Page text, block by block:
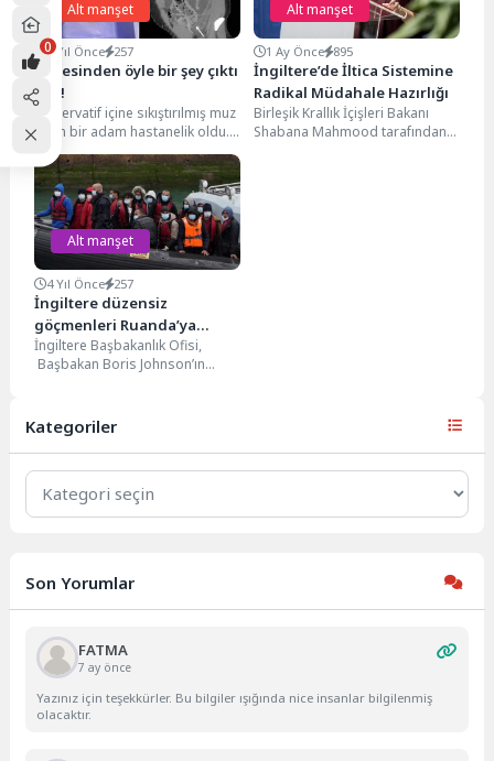
Alt manşet
4 Yıl Önce 257
Midesinden öyle bir şey çıktı
ki…!
Prezervatif içine sıkıştırılmış muz
yiyen bir adam hastanelik oldu.
Indy100’de yer alan habere
göre, hastaneye...
Alt manşet
1 Ay Önce 895
İngiltere’de İltica Sistemine
Radikal Müdahale Hazırlığı
Birleşik Krallık İçişleri Bakanı
Shabana Mahmood tarafından
Alt manşet
4 Yıl Önce 257
İngiltere düzensiz
göçmenleri Ruanda’ya
göndermeyi planlıyor
İngiltere Başbakanlık Ofisi,
Başbakan Boris Johnson’ın
Kategoriler
Kategoriler
Son Yorumlar
FATMA
7 ay önce
Yazınız için teşekkürler. Bu bilgiler ışığında nice insanlar bilgilenmiş
olacaktır.
0